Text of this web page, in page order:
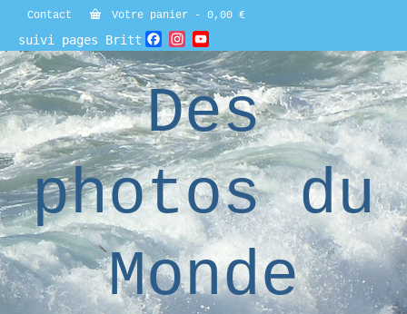
Contact Votre panier - 0,00 €
suivi pages Britt Facebook
Instagram
Channel
Des
photos du
Monde